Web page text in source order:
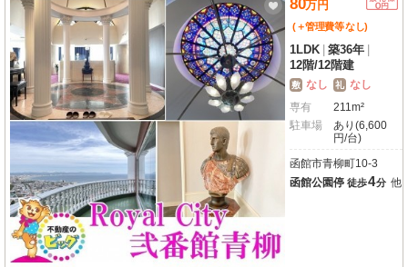
80万円
(＋管理費等なし)
1LDK 築36年
12階/12階建
敷 なし 礼 なし
専有
211m²
駐車場
あり(6,600
円/台)
函館市青柳町10-3
函館公園停 徒歩4分 他